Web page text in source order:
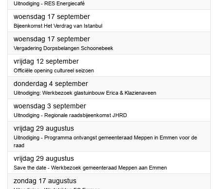
Uitnodiging - RES Energiecafé
woensdag 17 september2025
Bijeenkomst Het Verdrag van Istanbul
woensdag 17 september2025
Vergadering Dorpsbelangen Schoonebeek
vrijdag 12 september2025
Officiële opening cultureel seizoen
donderdag 4 september2025
Uitnodiging: Werkbezoek glastuinbouw Erica & Klazienaveen
woensdag 3 september2025
Uitnodiging - Regionale raadsbijeenkomst JHRD
vrijdag 29 augustus2025
Uitnodiging - Programma ontvangst gemeenteraad Meppen in Emmen voor de
raad
vrijdag 29 augustus2025
Save the date - Werkbezoek gemeenteraad Meppen aan Emmen
zondag 17 augustus2025